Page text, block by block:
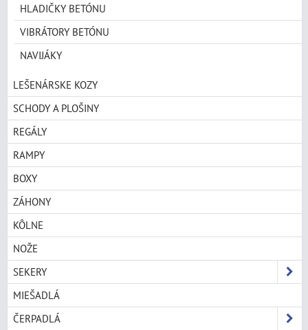
HLADIČKY BETÓNU
VIBRÁTORY BETÓNU
NAVIJÁKY
LEŠENÁRSKE KOZY
SCHODY A PLOŠINY
REGÁLY
RAMPY
BOXY
ZÁHONY
KÔLNE
NOŽE
SEKERY
MIEŠADLÁ
ČERPADLÁ